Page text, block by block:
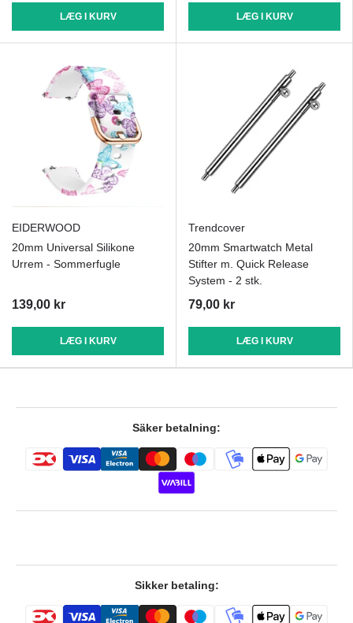
LÆG I KURV LÆG I KURV
EIDERWOOD
20mm Universal Silikone
Urrem - Sommerfugle
139,00 kr
LÆG I KURV
Trendcover
20mm Smartwatch Metal
Stifter m. Quick Release
System - 2 stk.
79,00 kr
LÆG I KURV
Säker betalning:
Sikker betaling: